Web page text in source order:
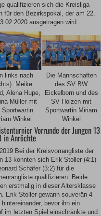
qualifizieren sich die Kreisliga-
für den Bezirkspokal, der am 22.
ausgetragen wird.
links nach
Meike
Alena Hupe,
Müller mit
Sportwartin
Winkel
Die Mannschaften
des SV BW
Eickelborn und des
SV Holzen mit
Sportwartin Miriam
Winkel
Vorrunde der Jungen 13
in Anröchte
Bei der Kreisvorrangliste der
13 konnten sich Erik Stoller (4:1)
Schäfer (3:2) für die
qualifizieren. Beide
erstmalig in dieser Altersklasse
Erik Stoller gewann souverän 4
hintereinander, bevor ihn ein
im letzten Spiel einschränkte und